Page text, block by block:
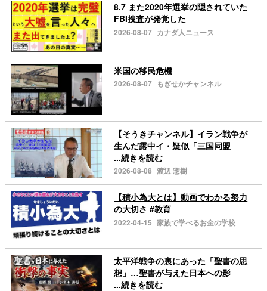
8.7 また2020年選挙の隠されていた
FBI捜査が発覚した
2026-08-07 カナダ人ニュース
米国の移民危機
2026-08-07 もぎせかチャンネル
【そうきチャンネル】イラン戦争が
生んだ露中イ・疑似「三国同盟
...続きを読む
2026-08-08 渡辺 惣樹
【積小為大とは】動画でわかる努力
の大切さ #教育
2022-04-15 家族で学べるお金の学校
太平洋戦争の裏にあった「聖書の思
想」…聖書が与えた日本への影
...続きを読む